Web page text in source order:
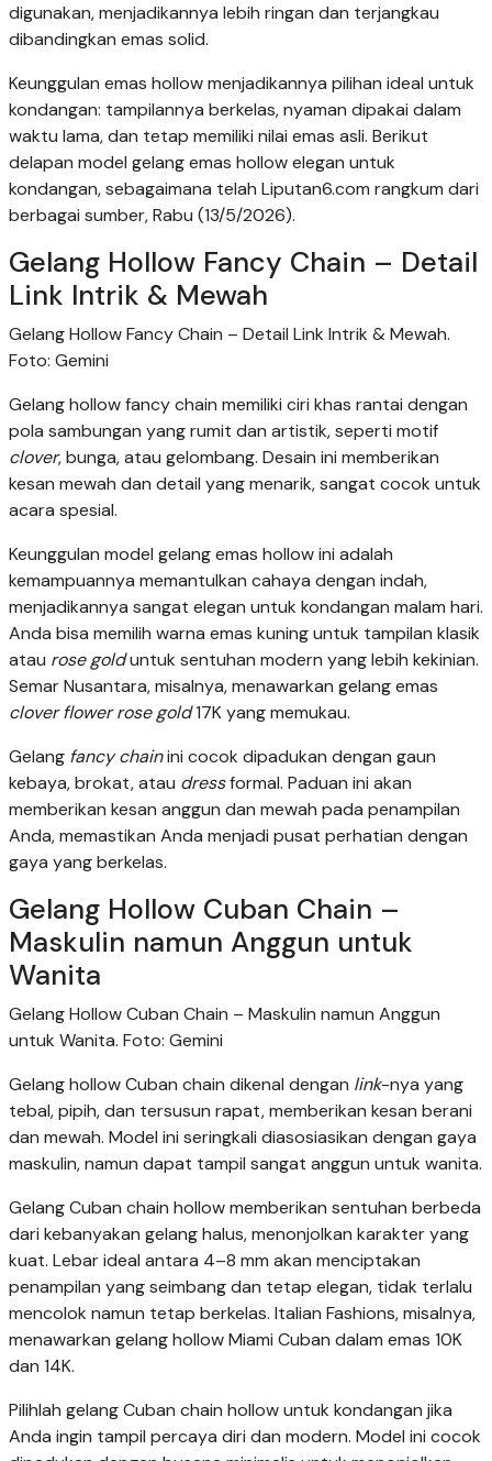
digunakan, menjadikannya lebih ringan dan terjangkau
dibandingkan emas solid.
Keunggulan emas hollow menjadikannya pilihan ideal untuk
kondangan: tampilannya berkelas, nyaman dipakai dalam
waktu lama, dan tetap memiliki nilai emas asli. Berikut
delapan model gelang emas hollow elegan untuk
kondangan, sebagaimana telah Liputan6.com rangkum dari
berbagai sumber, Rabu (13/5/2026).
Gelang Hollow Fancy Chain – Detail
Link Intrik & Mewah
Gelang Hollow Fancy Chain – Detail Link Intrik & Mewah.
Foto: Gemini
Gelang hollow fancy chain memiliki ciri khas rantai dengan
pola sambungan yang rumit dan artistik, seperti motif
clover, bunga, atau gelombang. Desain ini memberikan
kesan mewah dan detail yang menarik, sangat cocok untuk
acara spesial.
Keunggulan model gelang emas hollow ini adalah
kemampuannya memantulkan cahaya dengan indah,
menjadikannya sangat elegan untuk kondangan malam hari.
Anda bisa memilih warna emas kuning untuk tampilan klasik
atau rose golduntuk sentuhan modern yang lebih kekinian.
Semar Nusantara, misalnya, menawarkan gelang emas
clover flower rose gold17K yang memukau.
Gelang fancy chainini cocok dipadukan dengan gaun
kebaya, brokat, atau dressformal. Paduan ini akan
memberikan kesan anggun dan mewah pada penampilan
Anda, memastikan Anda menjadi pusat perhatian dengan
gaya yang berkelas.
Gelang Hollow Cuban Chain –
Maskulin namun Anggun untuk
Wanita
Gelang Hollow Cuban Chain – Maskulin namun Anggun
untuk Wanita. Foto: Gemini
Gelang hollow Cuban chain dikenal dengan link-nya yang
tebal, pipih, dan tersusun rapat, memberikan kesan berani
dan mewah. Model ini seringkali diasosiasikan dengan gaya
maskulin, namun dapat tampil sangat anggun untuk wanita.
Gelang Cuban chain hollow memberikan sentuhan berbeda
dari kebanyakan gelang halus, menonjolkan karakter yang
kuat. Lebar ideal antara 4–8 mm akan menciptakan
penampilan yang seimbang dan tetap elegan, tidak terlalu
mencolok namun tetap berkelas. Italian Fashions, misalnya,
menawarkan gelang hollow Miami Cuban dalam emas 10K
dan 14K.
Pilihlah gelang Cuban chain hollow untuk kondangan jika
Anda ingin tampil percaya diri dan modern. Model ini cocok